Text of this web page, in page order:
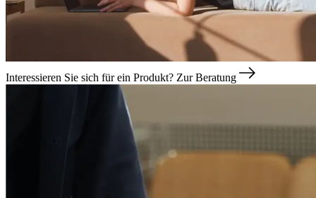
Interessieren Sie sich für ein Produkt? Zur Beratung